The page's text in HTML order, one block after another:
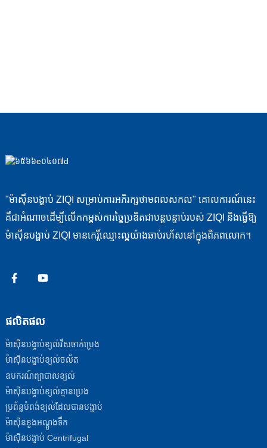
"ម៉ាស៊ីនបង្ហាប់ ZIQI សម្រាប់ការអភិរក្សថាមពលសកល" គោលការណ៍នេះ
គឺជាអំណាចដើម្បីលើកកម្ពស់ការច្នៃប្រឌិតជាបន្តបន្ទាប់របស់ ZIQI និងធ្វើឱ្យ
ម៉ាស៊ីនបង្ហាប់ ZIQI មានកេរ្តិ៍ឈ្មោះល្អយ៉ាងឆាប់រហ័សនៅក្នុងពិភពលោក។
ផលិតផល
ម៉ាស៊ីនបង្ហាប់ខ្យល់វីសចាក់ប្រេង
ម៉ាស៊ីនបង្ហាប់ខ្យល់ចល័ត
ឧបករណ៍ព្យាបាលខ្យល់
ម៉ាស៊ីនបង្ហាប់ខ្យល់គ្មានប្រេង
ប្រព័ន្ធបំពង់ខ្យល់ដែលបានបង្ហាប់
ម៉ាស៊ីនខួងអណ្តូងទឹក
ម៉ាស៊ីនបង្ហាប់ Centrifugal